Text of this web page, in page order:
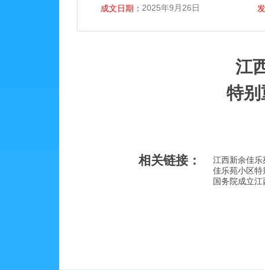
成文日期： 2025年9月26日
江
特别
相关链接：
江西新余佳乐
佳乐苑小区
国务院成立